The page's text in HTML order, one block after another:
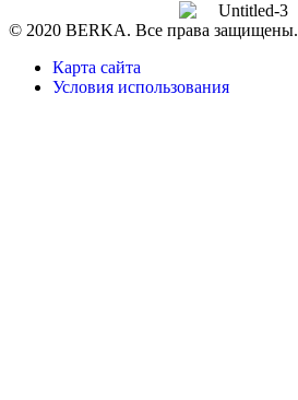
© 2020 BERKA. Все права защищены.
Карта сайта
Условия использования